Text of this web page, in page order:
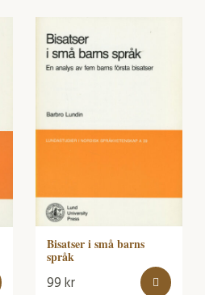
Bisatser i små barns
språk
99kr